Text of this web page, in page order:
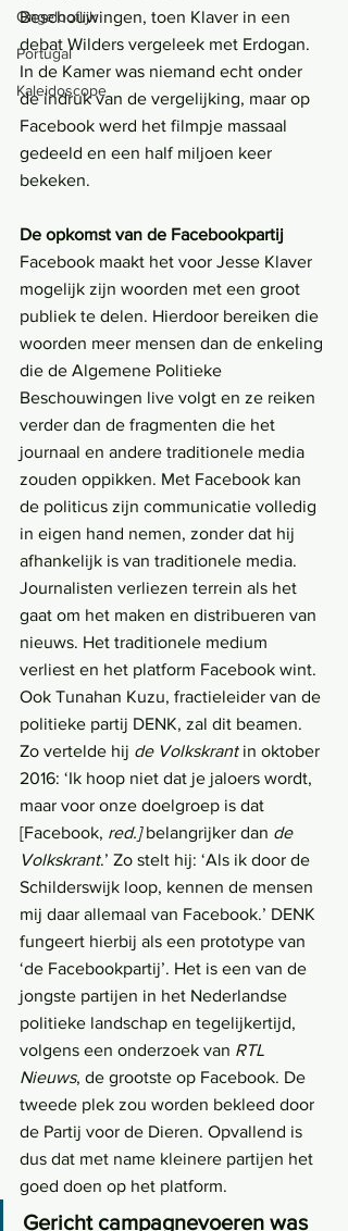
Ongelooflijk
Portugal
Kaleidoscope
Beschouwingen, toen Klaver in een
debat Wilders vergeleek met Erdogan.
In de Kamer was niemand echt onder
de indruk van de vergelijking, maar op
Facebook werd het filmpje massaal
gedeeld en een half miljoen keer
bekeken.
De opkomst van de Facebookpartij
Facebook maakt het voor Jesse Klaver
mogelijk zijn woorden met een groot
publiek te delen. Hierdoor bereiken die
woorden meer mensen dan de enkeling
die de Algemene Politieke
Beschouwingen live volgt en ze reiken
verder dan de fragmenten die het
journaal en andere traditionele media
zouden oppikken. Met Facebook kan
de politicus zijn communicatie volledig
in eigen hand nemen, zonder dat hij
afhankelijk is van traditionele media.
Journalisten verliezen terrein als het
gaat om het maken en distribueren van
nieuws. Het traditionele medium
verliest en het platform Facebook wint.
Ook Tunahan Kuzu, fractieleider van de
politieke partij DENK, zal dit beamen.
Zo vertelde hij de Volkskrant in oktober
2016: ‘Ik hoop niet dat je jaloers wordt,
maar voor onze doelgroep is dat
[Facebook, red.] belangrijker dan de
Volkskrant.’ Zo stelt hij: ‘Als ik door de
Schilderswijk loop, kennen de mensen
mij daar allemaal van Facebook.’ DENK
fungeert hierbij als een prototype van
‘de Facebookpartij’. Het is een van de
jongste partijen in het Nederlandse
politieke landschap en tegelijkertijd,
volgens een onderzoek van RTL
Nieuws, de grootste op Facebook. De
tweede plek zou worden bekleed door
de Partij voor de Dieren. Opvallend is
dus dat met name kleinere partijen het
goed doen op het platform.
Gericht campagnevoeren was